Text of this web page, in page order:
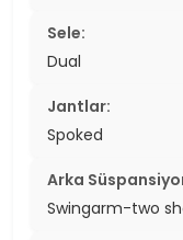
Sele:
Dual
Jantlar:
Spoked
Arka
Swingarm-two